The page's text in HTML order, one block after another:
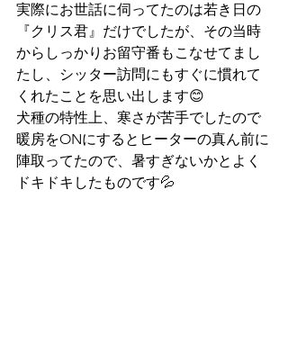
実際にお世話に伺ってたのは若き日の
『クリス君』だけでしたが、その当時
からしっかりお留守番もこなせてまし
たし、シッター訪問にもすぐに慣れて
くれたことを思い出します😊
犬種の特性上、寒さが苦手でしたので
暖房をONにするとヒーターの真ん前に
陣取ってたので、暑すぎないかとよく
ドキドキしたものです💦